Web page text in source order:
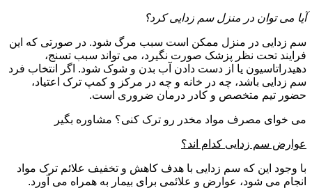
آیا می توان در منزل سم زدایی کرد؟
سم زدایی در منزل ممکن است سبب مرگ شود. در صورتی که این
فرایند تحت نظر پزشک صورت نگیرد، می تواند سبب تسنج،
دهیدراتاسیون یا از دست دادن آب بدن و شوک شود. اگر انتخاب فرد
سم زدایی باشد، چه در خانه و چه در مرکز و کمپ ترک اعتیاد،
حضور تیم متخصص و کادر درمان ضروری است.
می خوای مصرف مواد مخدر رو ترک کنی؟ مشاوره بگیر
عوارض سم زدایی کدام اند؟
با وجود این که سم زدایی با هدف کاهش و تخفیف علائم ترک مواد
انجام می شود، عوارض و علائمی برای بیمار به همراه می آورد.